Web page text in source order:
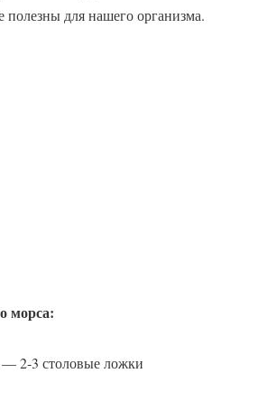
полезны для нашего организма.
морса:
— 2-3 столовые ложки